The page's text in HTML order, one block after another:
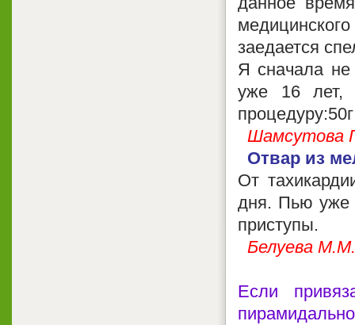
заедается
Я сначала не
уже 16 лет,
Шамсутова
Отвар из
От
дня. Пью уже
приступы.
Белуева
Если